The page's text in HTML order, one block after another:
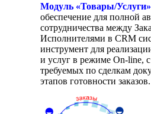
Модуль «Товары/Услуги»
обеспечение для полной
сотрудничества между
Исполнителями в CRM
инструмент для
и услуг в режиме On-line,
требуемых по сделкам
этапов готовности заказов.